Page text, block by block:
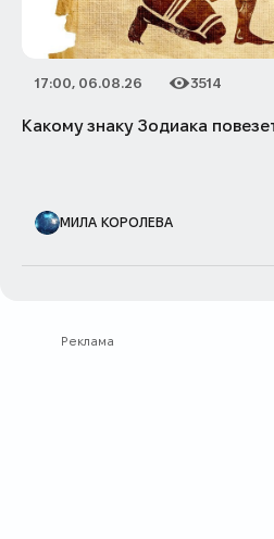
Дата публикации
17:00, 06.08.26
Категория
Количество просмотров
3514
Какому знаку Зодиака
МИЛА КОРОЛЕВА
Реклама